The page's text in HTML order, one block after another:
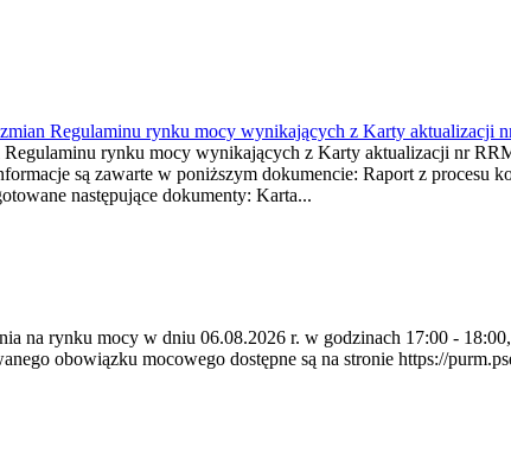
Regulaminu rynku mocy wynikających z Karty aktualizacji
rynku mocy wynikających z Karty aktualizacji nr
są zawarte w poniższym dokumencie: Raport z
następujące dokumenty: Karta...
na rynku mocy w dniu 06.08.2026 r. w godzinach 17:00 -
obowiązku mocowego dostępne są na stronie https://